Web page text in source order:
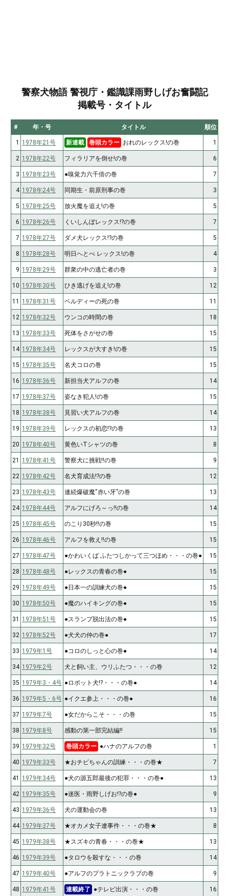
警察犬物語 警視庁・鑑識課雨野しげお奮闘記
掲載号・タイトル
# 年・号 タイトル 順位
1 1978年21号 新連載 巻頭カラー おれのレックス!の巻 1
2 1978年22号 フィラリアを倒せ!の巻 6
3 1978年23号 ●嗅覚力六千倍の巻 7
4 1978年24号 同期生・前原刑事の巻 3
5 1978年25号 放火魔を追え!の巻 5
6 1978年26号 くいしんぼレックス!?の巻 7
7 1978年27号 ダメ犬レックス!?の巻 5
8 1978年28号 明日へとべ レックス!の巻 4
9 1978年29号 群衆の中の逃亡者の巻 3
10 1978年30号 ひき逃げを追え!の巻 12
11 1978年31号 ベルディーの死の巻 11
12 1978年32号 ウンコの時間の巻 18
13 1978年33号 死体をさがせの巻 15
14 1978年34号 レックスが大すき!の巻 15
15 1978年35号 名犬コロの巻 15
16 1978年36号 新担当犬アルフの巻 14
17 1978年37号 姿なき犯人!の巻 15
18 1978年38号 見習い犬アルフの巻 14
19 1978年39号 レックスの初恋!?の巻 13
20 1978年40号 黄色いTシャツの巻 8
21 1978年41号 警察犬に挑戦!!の巻 9
22 1978年42号 名犬育成法!?の巻 12
23 1978年43号 連続爆破魔“赤い牙”の巻 13
24 1978年44号 アルフにげろ～っ!!の巻 14
25 1978年45号 のこり30秒!!の巻 15
26 1978年46号 アルフを救え!!の巻 15
27 1978年47号 ●かわいくば ふたつしかって三つほめ・・・の巻● 15
28 1978年48号 ●レックスの青春の巻● 15
29 1978年49号 ●日本一の訓練犬の巻● 15
30 1978年50号 ●魔のハイキングの巻● 15
31 1978年51号 ●スランプ脱出法の巻● 15
32 1978年52号 ●犬犬の仲の巻● 17
33 1979年1号 ●コロのしっと心の巻● 14
34 1979年2号 犬と飼い主、ウリふたつ・・・の巻 12
35 1979年3・4号 ●ロボット犬!?・・・の巻● 14
36 1979年5・6号 ●イクエ参上・・・の巻● 16
37 1979年7号 ●女だからこそ・・・の巻 15
38 1979年8号 感動の第一部完結編!! 15
39 1979年32号 巻頭カラー ●ハナのアルフの巻 1
40 1979年33号 ★おチビちゃんの訓練・・・の巻★ 7
41 1979年34号 ●犬の源五郎最後の犯罪・・・の巻● 13
42 1979年35号 ●迷医・雨野しげお!?の巻● 9
43 1979年36号 犬の運動会の巻 13
44 1979年37号 ★オカメ女子遼事件・・・の巻★ 8
45 1979年38号 ★スズキの青春・・・の巻★ 13
46 1979年39号 ●タロウを殺すな・・・の巻 14
47 1979年40号 ●アルフのプラトニックラブの巻 9
48 1979年41号 連載終了 ●テレビ出演・・・の巻 16